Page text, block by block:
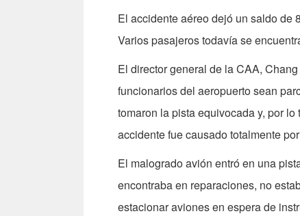
El accidente aéreo dejó un saldo de
Varios pasajeros todavía se
El director general de la CAA,
funcionarios del aeropuerto sean
tomaron la pista equivocada y, por
accidente fue causado totalmente
El malogrado avión entró en una
encontraba en reparaciones, no
estacionar aviones en espera de